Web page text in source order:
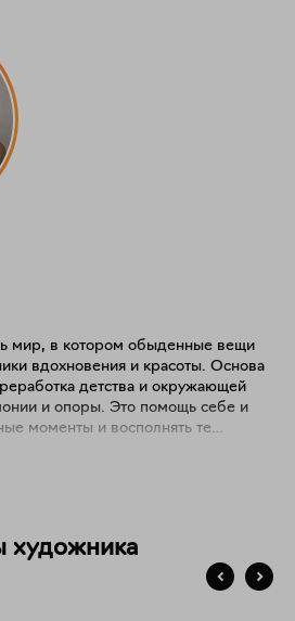
мир, в котором обыденные вещи
и красоты. Основа
детства и окружающей
и опоры. Это помощь себе и
моменты и восполнять те
жить в розовых очках.
художника